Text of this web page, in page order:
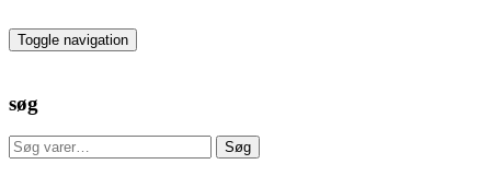
to
the
Toggle navigation
søg
Søg
efter:
Søg